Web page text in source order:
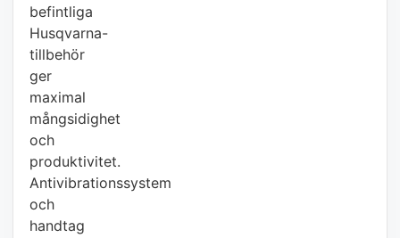
befintliga
Husqvarna-
tillbehör
ger
maximal
mångsidighet
och
produktivitet.
Antivibrationssystem
och
handtag